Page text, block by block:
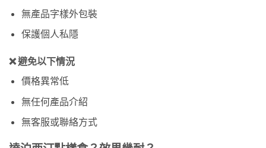
無產品字樣外包裝
保護個人私隱
❌ 避免以下情況
價格異常低
無任何產品介紹
無客服或聯絡方式